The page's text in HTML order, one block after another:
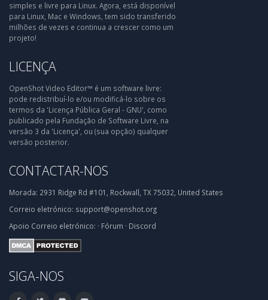
simples e livre para Linux. Agora, está disponível
para Linux, Mac e Windows, tem sido transferido
milhões de vezes e continua a crescer como um
projeto!
LICENÇA
OpenShot Video Editor™ é um software livre:
pode redistribuí-lo e/ou modificá-lo sobre os
termos da 'Licença Pública Geral - GNU', como
publicado pela Fundação de Software Livre, na
versão 3 da 'Licença', ou (sua opção) qualquer
versão posterior.
CONTACTAR-NOS
Morada: 2931 Ridge Rd #101, Rockwall, TX 75032, United States
Correio eletrónico: support@openshot.org
Apoio Correio eletrónico: · Fórum · Discord
SIGA-NOS